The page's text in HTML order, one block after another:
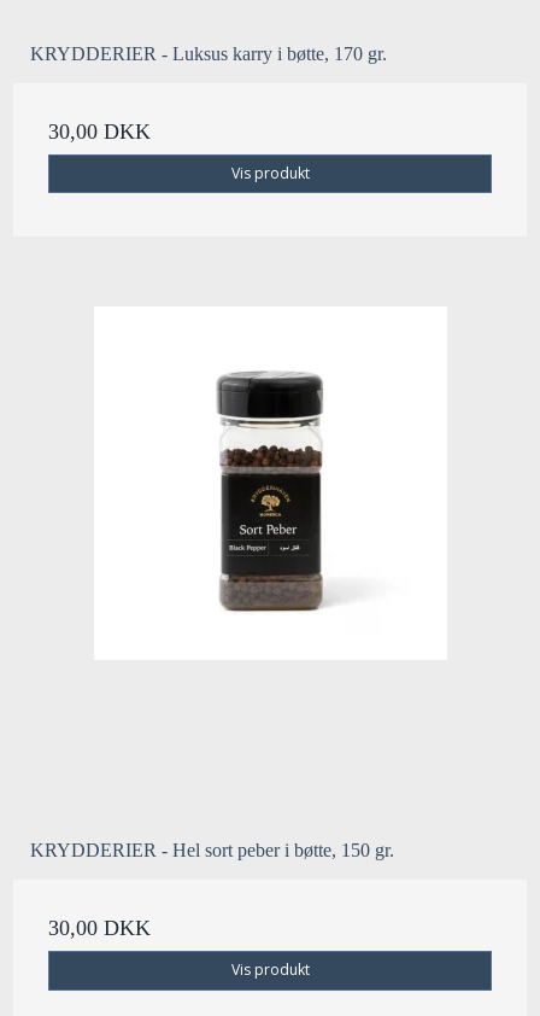
KRYDDERIER - Luksus karry i bøtte, 170 gr.
30,00 DKK
Vis produkt
KRYDDERIER - Hel sort peber i bøtte, 150 gr.
30,00 DKK
Vis produkt